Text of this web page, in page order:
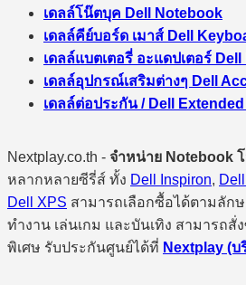
เดลล์โน๊ตบุค Dell Notebook
เดลล์คีย์บอร์ด เมาส์ Dell
เดลล์แบตเตอรี่ อะแดปเตอร์
เดลล์อุปกรณ์เสริมต่างๆ Dell
เดลล์ต่อประกัน / Dell
Nextplay.co.th - จำหน่าย Notebook
หลากหลายซีรี่ส์ ทั้ง Dell Inspiron,
Dell XPS สามารถเลือกซื้อได้ตามลัก
ทำงาน เล่นเกม และบันเทิง สามารถสั่
พิเศษ รับประกันศูนย์ได้ที่ Nextplay (บ